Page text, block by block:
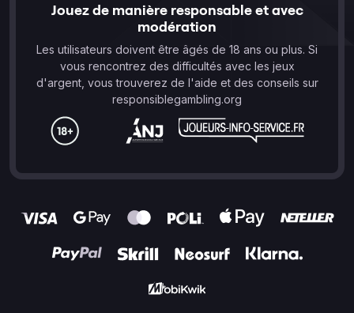
Jouez de manière responsable et avec
modération
Les utilisateurs doivent être âgés de 18 ans ou plus. Si
vous rencontrez des difficultés avec les jeux
d'argent, vous trouverez de l'aide et des conseils sur
responsiblegambling.org